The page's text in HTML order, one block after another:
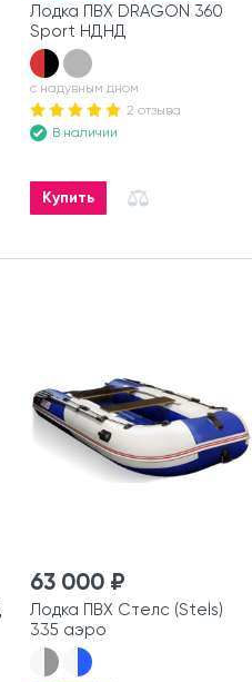
Лодка ПВХ DRAGON 360
Sport НДНД
с надувным дном
2 отзыва
В наличии
Купить
63 000 ₽
Лодка ПВХ Стелс (Stels)
335 аэро